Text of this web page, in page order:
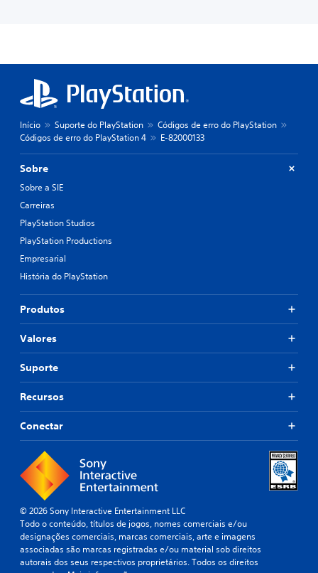
Início Suporte do PlayStation
Códigos de erro do PlayStation
Códigos de erro do PlayStation 4
E-82000133
Sobre
Sobre a SIE
Carreiras
PlayStation Studios
PlayStation Productions
Empresarial
História do PlayStation
Produtos
Valores
Suporte
Recursos
Conectar
© 2026 Sony Interactive Entertainment LLC
Todo o conteúdo, títulos de jogos, nomes comerciais e/ou
designações comerciais, marcas comerciais, arte e imagens
associadas são marcas registradas e/ou material sob direitos
autorais dos seus respectivos proprietários. Todos os direitos